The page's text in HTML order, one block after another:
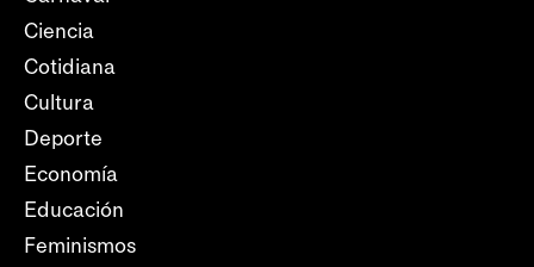
Ciencia
Cotidiana
Cultura
Deporte
Economía
Educación
Feminismos